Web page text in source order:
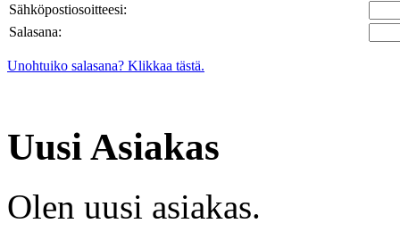
Sähköpostiosoitteesi:
Salasana:
Unohtuiko salasana? Klikkaa tästä.
Uusi Asiakas
Olen uusi asiakas.